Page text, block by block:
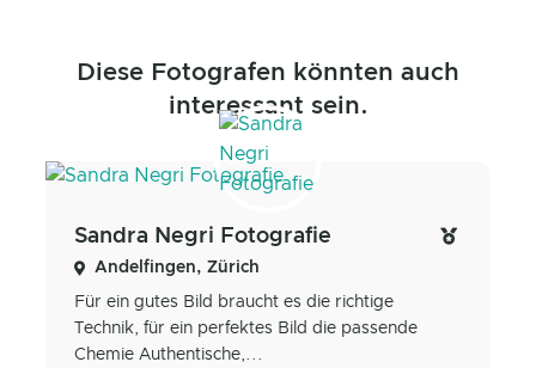
Diese Fotografen könnten auch
interessant sein.
Sandra Negri Fotografie
Andelfingen, Zürich
Für ein gutes Bild braucht es die richtige
Technik, für ein perfektes Bild die passende
Chemie Authentische,...